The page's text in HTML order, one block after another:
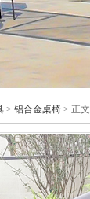
> 铝合金桌椅 > 正文